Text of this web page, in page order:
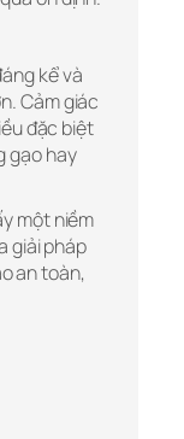
kể và
Cảm giác
đặc biệt
gạo hay
một niềm
giải pháp
an toàn,